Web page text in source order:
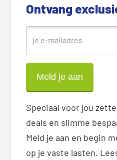
Ontvang
Speciaal voor jou
deals en slimme
Meld je aan en begin
op je vaste lasten.